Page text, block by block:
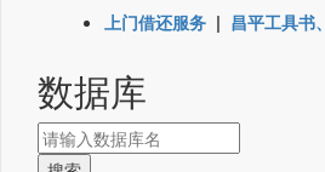
上门借还服务 | 昌平工具书
数据库